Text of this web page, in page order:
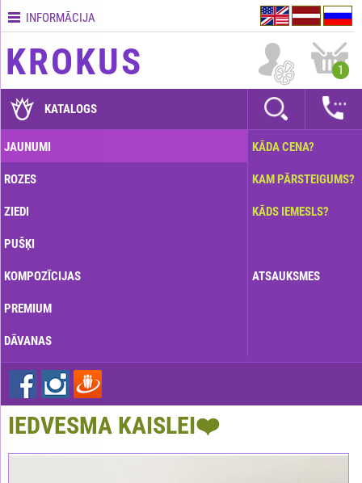
Kontakti
Piegādes
GARANTIJAS
Kā
apmaksāt?
Kā
pasūtījumu?
INFORMĀCIJA
KROKUS 1
KATALOGS
JAUNUMI
ROZES
ZIEDI
PUŠĶI
KOMPOZĪCIJAS
PREMIUM
DĀVANAS
KĀDA CENA?
KAM PĀRSTEIGUMS?
KĀDS IEMESLS?
ATSAUKSMES
IEDVESMA KAISLEI❤️